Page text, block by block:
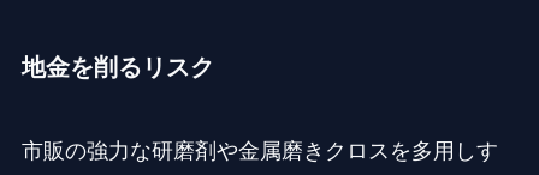
地金を削るリスク
市販の強力な研磨剤や金属磨きクロスを多用しす